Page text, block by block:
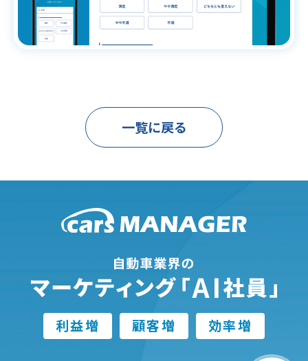
一覧に戻る
利益増 顧客増 効率増